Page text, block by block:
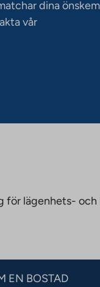
dina
vår
för lägenhets-
EN BOSTAD